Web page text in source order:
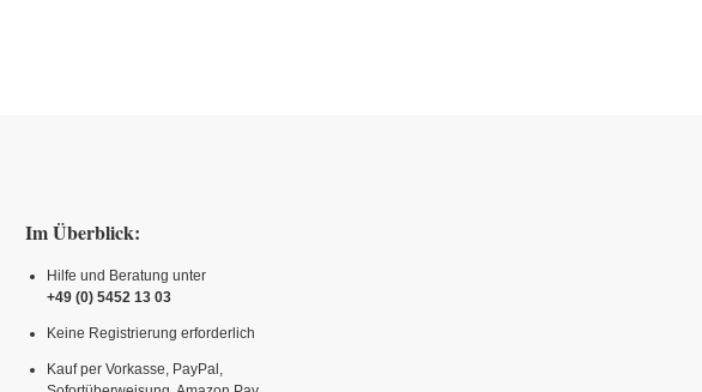
Im Überblick:
Hilfe und Beratung unter
+49 (0) 5452 13 03
Keine Registrierung erforderlich
Kauf per Vorkasse, PayPal,